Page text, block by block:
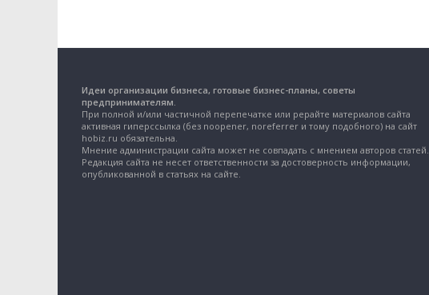
Идеи организации бизнеса, готовые бизнес-планы, советы
предпринимателям.
При полной и/или частичной перепечатке или рерайте материалов сайта
активная гиперссылка (без noopener, noreferrer и тому подобного) на сайт
hobiz.ru обязательна.
Мнение администрации сайта может не совпадать с мнением авторов статей.
Редакция сайта не несет ответственности за достоверность информации,
опубликованной в статьях на сайте.